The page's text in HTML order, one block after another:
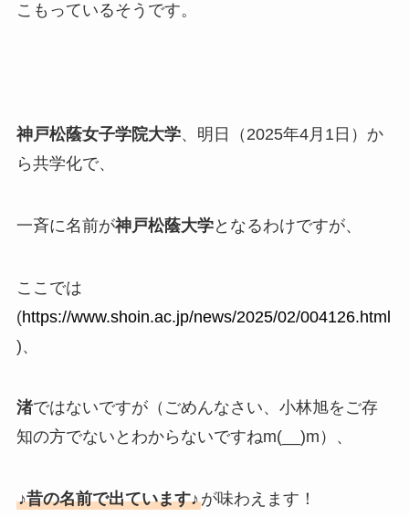
こもっているそうです。
神戸松蔭女子学院大学、明日（2025年4月1日）か
ら共学化で、
一斉に名前が神戸松蔭大学となるわけですが、
ここでは
(https://www.shoin.ac.jp/news/2025/02/004126.html
)、
渚ではないですが（ごめんなさい、小林旭をご存
知の方でないとわからないですねm(__)m）、
♪昔の名前で出ています♪が味わえます！